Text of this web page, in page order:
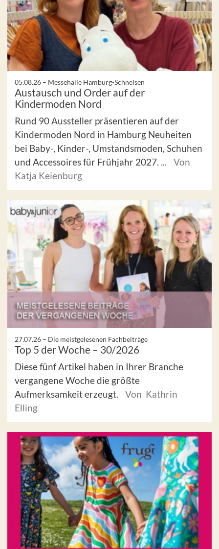
05.08.26 – Messehalle Hamburg-Schnelsen
Austausch und Order auf der
Kindermoden Nord
Rund 90 Aussteller präsentieren auf der
Kindermoden Nord in Hamburg Neuheiten
bei Baby-, Kinder-, Umstandsmoden, Schuhen
und Accessoires für Frühjahr 2027. ...
Von
Katja Keienburg
27.07.26 – Die meistgelesenen Fachbeiträge
Top 5 der Woche – 30/2026
Diese fünf Artikel haben in Ihrer Branche
vergangene Woche die größte
Aufmerksamkeit erzeugt.
Von Kathrin
Elling